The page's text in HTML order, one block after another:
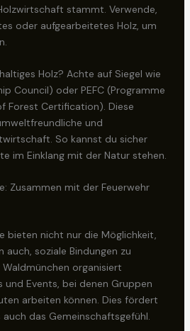
stammt. Verwende,
oder aufgearbeitetes Holz, um
Holz? Achte auf Siegel wie
Council) oder PEFC (Programme
Forest Certification). Diese
und
So kannst du sicher
im Einklang mit der Natur stehen.
Zusammen mit der Feuerwehr
bieten nicht nur die Möglichkeit,
auch, soziale Bindungen zu
Waldmünchen organisiert
und Events, bei denen Gruppen
arbeiten können. Dies fördert
das Gemeinschaftsgefühl.